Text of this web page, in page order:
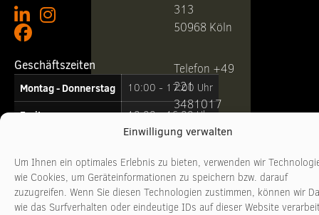
Einwilligung verwalten
Um Ihnen ein optimales Erlebnis zu bieten, verwenden wir
wie Cookies, um Geräteinformationen zu speichern bzw. darauf
zuzugreifen. Wenn Sie diesen Technologien zustimmen, können wir
wie das Surfverhalten oder eindeutige IDs auf dieser Website
Geschäftszeiten
Montag - Donnerstag
10:00 - 17:00 Uhr
Freitag 10:00 - 16:00 Uhr
313
50968 Köln
Telefon +49
221
3481017
nrw.de